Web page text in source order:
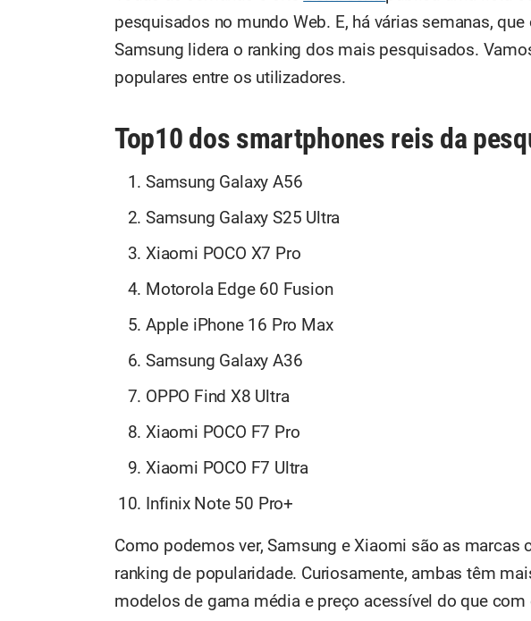
pesquisados no mundo Web. E, há várias semanas,
Samsung lidera o ranking dos mais pesquisados.
populares entre os utilizadores.
Top10 dos smartphones reis da
Samsung Galaxy A56
Samsung Galaxy S25 Ultra
Xiaomi POCO X7 Pro
Motorola Edge 60 Fusion
Apple iPhone 16 Pro Max
Samsung Galaxy A36
OPPO Find X8 Ultra
Xiaomi POCO F7 Pro
Xiaomi POCO F7 Ultra
Infinix Note 50 Pro+
Como podemos ver, Samsung e Xiaomi são as marcas
ranking de popularidade. Curiosamente, ambas têm
modelos de gama média e preço acessível do que